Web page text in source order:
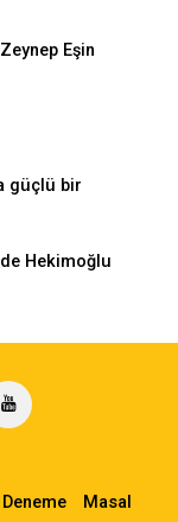
Eşin
güçlü bir
Hekimoğlu
Deneme Masal